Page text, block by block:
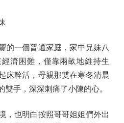
一個普通家庭，家中兄妹八
濟困難，僅靠兩畝地維持生
床幹活，母親那雙在寒冬清晨
雙手，深深刺痛了小陳的心。
也明白按照哥哥姐姐們外出